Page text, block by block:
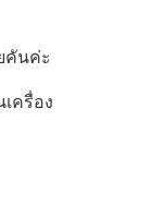
คันค่ะ
ครื่อง